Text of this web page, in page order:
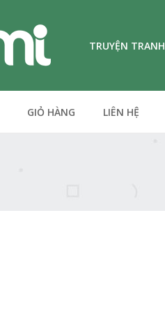
TRUYỆN TRANH
GIỎ HÀNG LIÊN HỆ